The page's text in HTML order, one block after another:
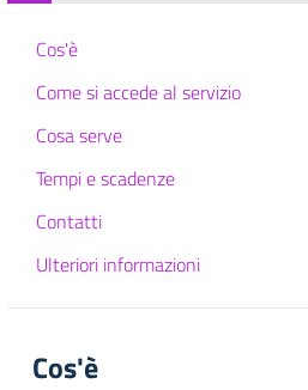
Cos'è
Come si accede al servizio
Cosa serve
Tempi e scadenze
Contatti
Ulteriori informazioni
Cos'è